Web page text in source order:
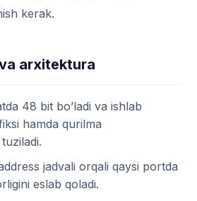
kerak.
arxitektura
48 bit bo’ladi va ishlab
hamda qurilma
jadvali orqali qaysi portda
eslab qoladi.